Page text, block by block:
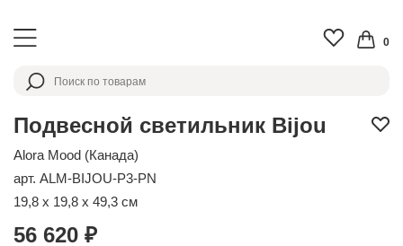
0
Подвесной светильник Bijou
Alora Mood (Канада)
арт. ALM-BIJOU-P3-PN
19,8 x 19,8 x 49,3 см
56 620 ₽